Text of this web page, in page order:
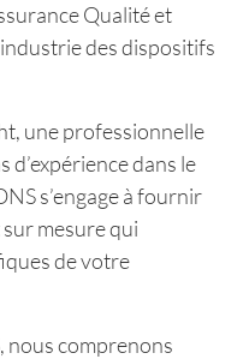
Qualité et
des dispositifs
une professionnelle
d’expérience dans le
s’engage à fournir
mesure qui
de votre
nous comprenons